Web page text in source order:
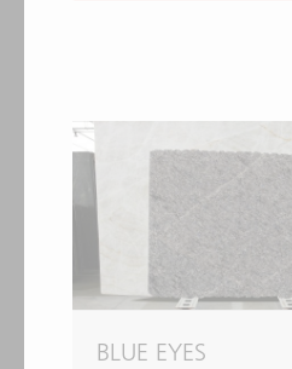
BLUE EYES